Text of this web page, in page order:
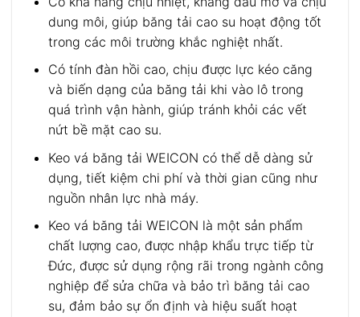
dung môi, giúp băng tải cao su hoạt động tốt
trong các môi trường khắc nghiệt nhất.
Có tính đàn hồi cao, chịu được lực kéo căng
và biến dạng của băng tải khi vào lô trong
quá trình vận hành, giúp tránh khỏi các vết
nứt bề mặt cao su.
Keo vá băng tải WEICON có thể dễ dàng sử
dụng, tiết kiệm chi phí và thời gian cũng như
nguồn nhân lực nhà máy.
Keo vá băng tải WEICON là một sản phẩm
chất lượng cao, được nhập khẩu trực tiếp từ
Đức, được sử dụng rộng rãi trong ngành công
nghiệp để sửa chữa và bảo trì băng tải cao
su, đảm bảo sự ổn định và hiệu suất hoạt